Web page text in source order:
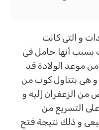
و التى كانت
بسبب أنها حامل فى
موعد الولادة قد
هى بتناول كوب من
من الزعفران إليه و
التسريع من
و ذلك نتيجة فتح